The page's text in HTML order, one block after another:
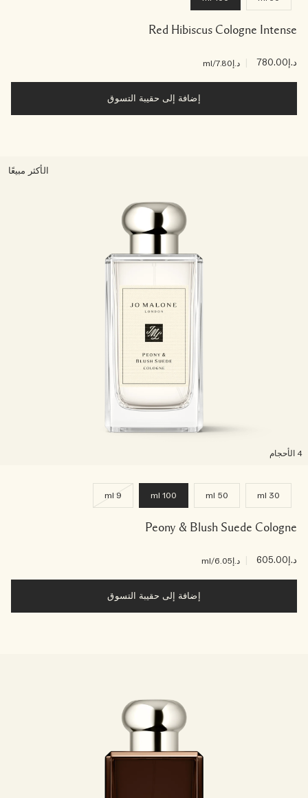
Red Hibiscus Cologne Intense
د.إ780.00 د.إ7.80 /ml
إضافة إلى حقيبة التسوق
الأكثر مبيعًا
30 ml
50 ml
100 ml
Peony & Blush Suede Cologne
د.إ605.00 د.إ6.05 /ml
إضافة إلى حقيبة التسوق